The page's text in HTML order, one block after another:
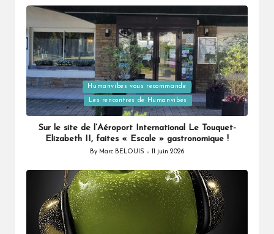
Posted
in
Humanvibes vous recommande
Les rencontres de Humanvibes
Sur le site de l’Aéroport International Le Touquet-
Elizabeth II, faites « Escale » gastronomique !
Posted
By Marc BELOUIS 11 juin 2026